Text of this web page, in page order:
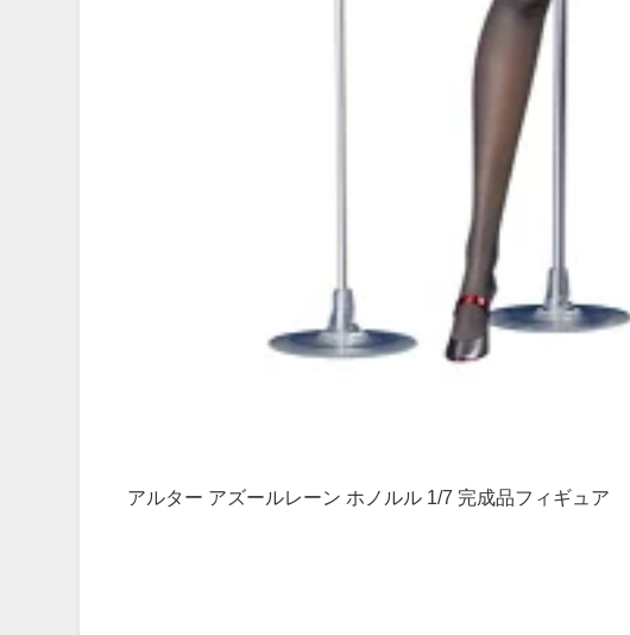
アルター アズールレーン ホノルル 1/7 完成品フィギュア